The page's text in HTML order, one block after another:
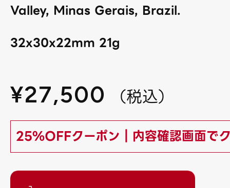
Valley, Minas Gerais, Brazil.
32x30x22mm 21g
¥27,500 （税込）
25%OFFクーポン｜内容確認画面で